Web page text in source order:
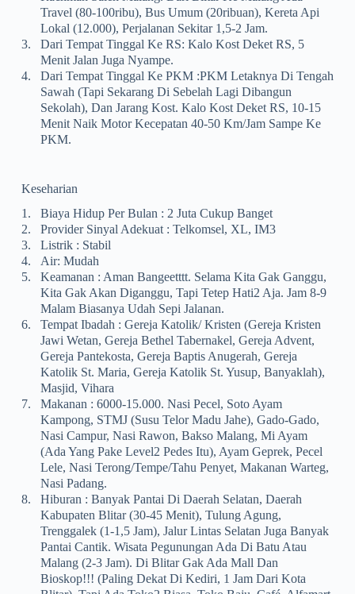
Travel (80-100ribu), Bus Umum (20ribuan), Kereta Api
Lokal (12.000), Perjalanan Sekitar 1,5-2 Jam.
3.
Dari Tempat Tinggal Ke RS: Kalo Kost Deket RS, 5
Menit Jalan Juga Nyampe.
4.
Dari Tempat Tinggal Ke PKM :PKM Letaknya Di Tengah
Sawah (tapi Sekarang Di Sebelah Lagi Dibangun
Sekolah), Dan Jarang Kost. Kalo Kost Deket RS, 10-15
Menit Naik Motor Kecepatan 40-50 Km/jam Sampe Ke
PKM.
Keseharian
1.
Biaya Hidup Per Bulan : 2 Juta Cukup Banget
2.
Provider Sinyal Adekuat : Telkomsel, XL, IM3
3.
Listrik : Stabil
4.
Air: Mudah
5.
Keamanan : Aman Bangeetttt. Selama Kita Gak Ganggu,
Kita Gak Akan Diganggu, Tapi Tetep Hati2 Aja. Jam 8-9
Malam Biasanya Udah Sepi Jalanan.
6.
Tempat Ibadah : Gereja Katolik/ Kristen (Gereja Kristen
Jawi Wetan, Gereja Bethel Tabernakel, Gereja Advent,
Gereja Pantekosta, Gereja Baptis Anugerah, Gereja
Katolik St. Maria, Gereja Katolik St. Yusup, Banyaklah),
Masjid, Vihara
7.
Makanan : 6000-15.000. Nasi Pecel, Soto Ayam
Kampong, STMJ (Susu Telor Madu Jahe), Gado-Gado,
Nasi Campur, Nasi Rawon, Bakso Malang, Mi Ayam
(ada Yang Pake Level2 Pedes Itu), Ayam Geprek, Pecel
Lele, Nasi Terong/tempe/tahu Penyet, Makanan Warteg,
Nasi Padang.
8.
Hiburan : Banyak Pantai Di Daerah Selatan, Daerah
Kabupaten Blitar (30-45 Menit), Tulung Agung,
Trenggalek (1-1,5 Jam), Jalur Lintas Selatan Juga Banyak
Pantai Cantik. Wisata Pegunungan Ada Di Batu Atau
Malang (2-3 Jam). Di Blitar Gak Ada Mall Dan
Bioskop!!! (paling Dekat Di Kediri, 1 Jam Dari Kota